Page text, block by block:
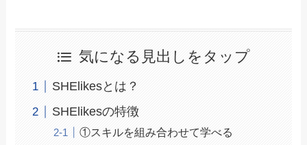
気になる見出しをタップ
SHElikesとは？
SHElikesの特徴
①スキルを組み合わせて学べる